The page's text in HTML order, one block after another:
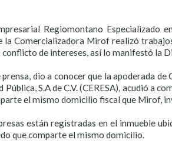
Regiomontano Especializado
la Comercializadora Mirof realizó
de intereses, así lo manifestó la
dio a conocer que la apoderada
Pública, S.A de C.V. (CERESA), acudió a
el mismo domicilio fiscal que Mirof,
están registradas en el inmueble
que comparte el mismo domicilio.